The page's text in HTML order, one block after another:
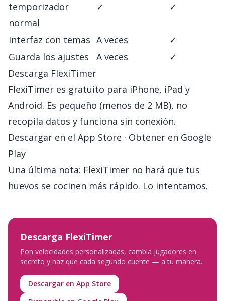
temporizador
normal
✓ ✓
Interfaz con temas A veces
✓
Guarda los ajustes
A veces
✓
Descarga FlexiTimer
FlexiTimer es gratuito para iPhone, iPad y
Android. Es pequeño (menos de 2 MB), no
recopila datos y funciona sin conexión.
Descargar en el App Store · Obtener en Google
Play
Una última nota: FlexiTimer no hará que tus
huevos se cocinen más rápido. Lo intentamos.
Descarga FlexiTimer
Pon velocidades personalizadas, cambia jugadores en
secreto y haz que cada segundo cuente — a tu manera.
Descargar en App Store